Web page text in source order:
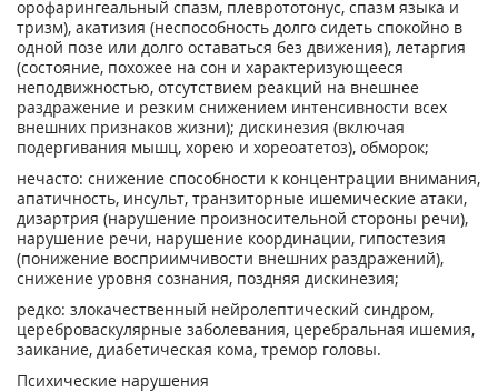
орофарингеальный спазм, плеврототонус, спазм языка и
тризм), акатизия (неспособность долго сидеть спокойно в
одной позе или долго оставаться без движения), летаргия
(состояние, похожее на сон и характеризующееся
неподвижностью, отсутствием реакций на внешнее
раздражение и резким снижением интенсивности всех
внешних признаков жизни); дискинезия (включая
подергивания мышц, хорею и хореоатетоз), обморок;
нечасто: снижение способности к концентрации внимания,
апатичность, инсульт, транзиторные ишемические атаки,
дизартрия (нарушение произносительной стороны речи),
нарушение речи, нарушение координации, гипостезия
(понижение восприимчивости внешних раздражений),
снижение уровня сознания, поздняя дискинезия;
редко: злокачественный нейролептический синдром,
цереброваскулярные заболевания, церебральная ишемия,
заикание, диабетическая кома, тремор головы.
Психические нарушения